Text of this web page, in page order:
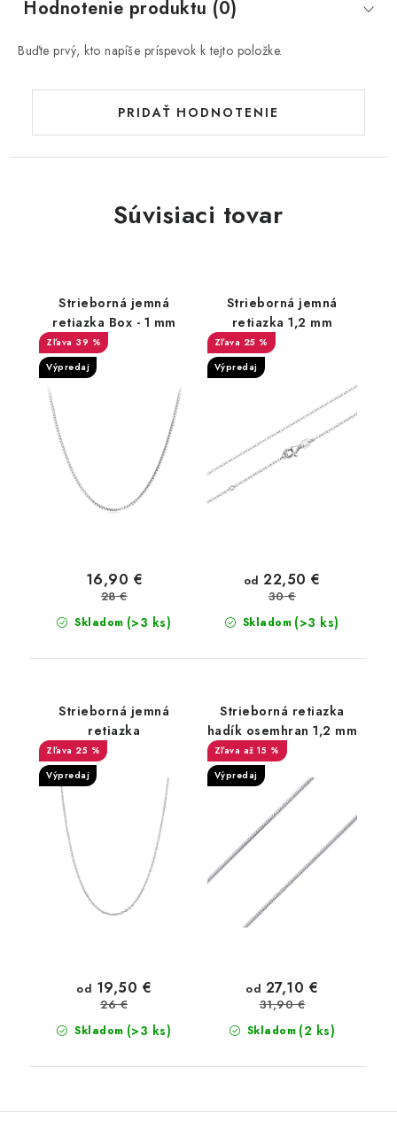
Hodnotenie produktu (0)
Buďte prvý, kto napíše príspevok k tejto položke.
PRIDAŤ HODNOTENIE
Súvisiaci tovar
Strieborná jemná
retiazka Box - 1 mm
39 %
Výpredaj
Skladom (>3 ks)
16,90 €
28 €
Strieborná jemná
retiazka 1,2 mm
25 %
Výpredaj
Skladom (>3 ks)
od 22,50 €
30 €
Strieborná jemná
retiazka
25 %
Výpredaj
Skladom (>3 ks)
od 19,50 €
26 €
Strieborná retiazka
hadík osemhran 1,2 mm
až 15 %
Výpredaj
Skladom (2 ks)
od 27,10 €
31,90 €